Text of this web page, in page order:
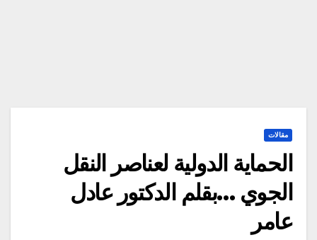
مقالات
الحماية الدولية لعناصر النقل
الجوي …بقلم الدكتور عادل
عامر